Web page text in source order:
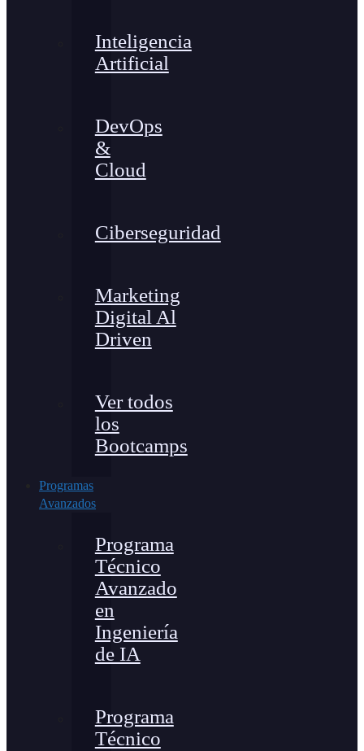
Inteligencia
Artificial
DevOps
&
Cloud
Ciberseguridad
Marketing
Digital Al
Driven
Ver todos
los
Bootcamps
Programas
Avanzados
Programa
Técnico
Avanzado
en
Ingeniería
de IA
Programa
Técnico